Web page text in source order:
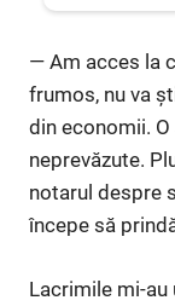
— Am acces la
frumos, nu va
din economii.
neprevăzute.
notarul despre
începe să
Lacrimile mi-